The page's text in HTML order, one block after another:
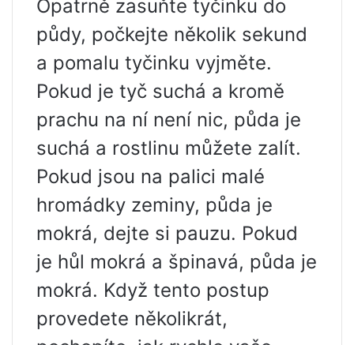
Opatrně zasuňte tyčinku do
půdy, počkejte několik sekund
a pomalu tyčinku vyjměte.
Pokud je tyč suchá a kromě
prachu na ní není nic, půda je
suchá a rostlinu můžete zalít.
Pokud jsou na palici malé
hromádky zeminy, půda je
mokrá, dejte si pauzu. Pokud
je hůl mokrá a špinavá, půda je
mokrá. Když tento postup
provedete několikrát,